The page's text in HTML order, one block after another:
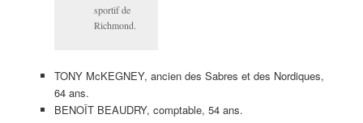
sportif de
Richmond.
TONY McKEGNEY, ancien des Sabres et des Nordiques,
64 ans.
BENOÎT BEAUDRY, comptable, 54 ans.